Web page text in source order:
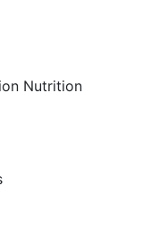
Nutrition